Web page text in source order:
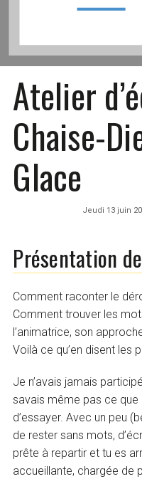
Atelier
Chaise-
Glace
Jeudi 13 juin
Présentation
Comment raconter le
Comment trouver les
l’animatrice, son
Voilà ce qu’en disent les
Je n’avais jamais
savais même pas ce que
d’essayer. Avec un peu
de rester sans mots,
prête à repartir et tu es
accueillante, chargée de